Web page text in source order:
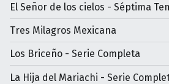
El Señor de los cielos - Séptima
Tres Milagros Mexicana
Los Briceño - Serie Completa
La Hija del Mariachi - Serie